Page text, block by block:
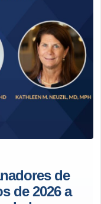
de
de 2026 a